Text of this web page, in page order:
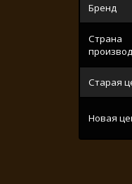
Бренд
Страна
Старая
Новая